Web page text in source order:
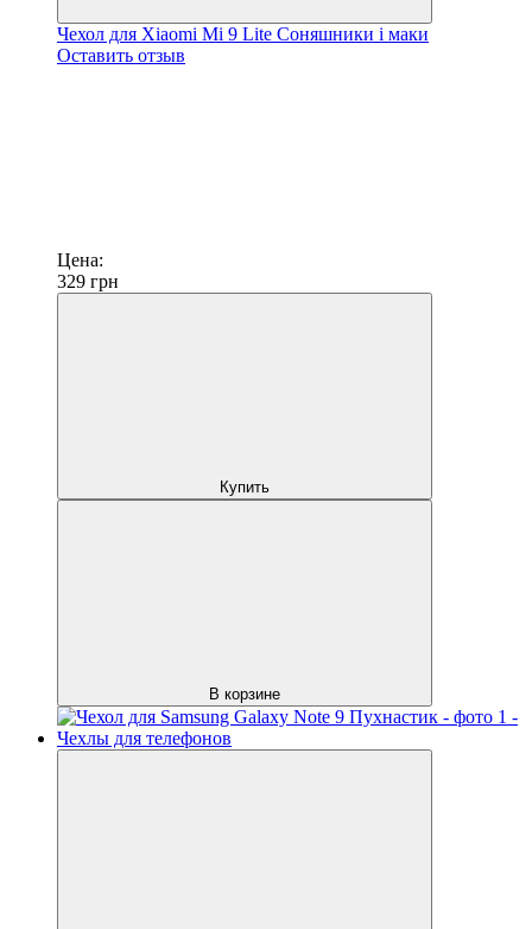
Чехол для Xiaomi Mi 9 Lite Соняшники і маки
Оставить отзыв
Цена:
329 грн
Купить
В корзине